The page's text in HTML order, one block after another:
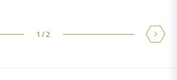
1 /2